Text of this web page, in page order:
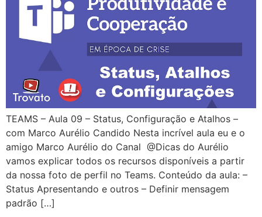
TEAMS – Aula 09 – Status, Configuração e Atalhos –
com Marco Aurélio Candido Nesta incrível aula eu e o
amigo Marco Aurélio do Canal @Dicas do Aurélio
vamos explicar todos os recursos disponíveis a partir
da nossa foto de perfil no Teams. Conteúdo da aula: –
Status Apresentando e outros – Definir mensagem
padrão […]